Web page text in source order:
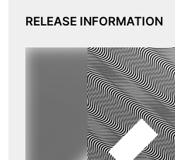
RELEASE INFORMATION